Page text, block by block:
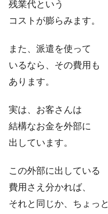
残業代という
コストが膨らみます。
また、派遣を使って
いるなら、その費用も
あります。
実は、お客さんは
結構なお金を外部に
出しています。
この外部に出している
費用さえ分かれば、
それと同じか、ちょっと